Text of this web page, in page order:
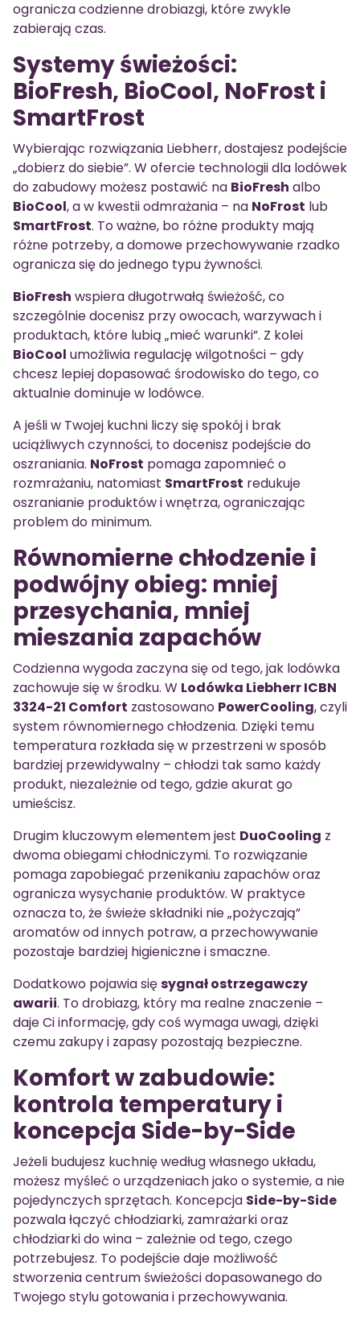
ogranicza codzienne drobiazgi, które zwykle
zabierają czas.
Systemy świeżości:
BioFresh, BioCool, NoFrost i
SmartFrost
Wybierając rozwiązania Liebherr, dostajesz podejście
„dobierz do siebie”. W ofercie technologii dla lodówek
do zabudowy możesz postawić na BioFresh albo
BioCool, a w kwestii odmrażania – na NoFrost lub
SmartFrost. To ważne, bo różne produkty mają
różne potrzeby, a domowe przechowywanie rzadko
ogranicza się do jednego typu żywności.
BioFresh wspiera długotrwałą świeżość, co
szczególnie docenisz przy owocach, warzywach i
produktach, które lubią „mieć warunki”. Z kolei
BioCool umożliwia regulację wilgotności – gdy
chcesz lepiej dopasować środowisko do tego, co
aktualnie dominuje w lodówce.
A jeśli w Twojej kuchni liczy się spokój i brak
uciążliwych czynności, to docenisz podejście do
oszraniania. NoFrost pomaga zapomnieć o
rozmrażaniu, natomiast SmartFrost redukuje
oszranianie produktów i wnętrza, ograniczając
problem do minimum.
Równomierne chłodzenie i
podwójny obieg: mniej
przesychania, mniej
mieszania zapachów
Codzienna wygoda zaczyna się od tego, jak lodówka
zachowuje się w środku. W Lodówka Liebherr ICBN
3324-21 Comfort zastosowano PowerCooling, czyli
system równomiernego chłodzenia. Dzięki temu
temperatura rozkłada się w przestrzeni w sposób
bardziej przewidywalny – chłodzi tak samo każdy
produkt, niezależnie od tego, gdzie akurat go
umieścisz.
Drugim kluczowym elementem jest DuoCooling z
dwoma obiegami chłodniczymi. To rozwiązanie
pomaga zapobiegać przenikaniu zapachów oraz
ogranicza wysychanie produktów. W praktyce
oznacza to, że świeże składniki nie „pożyczają”
aromatów od innych potraw, a przechowywanie
pozostaje bardziej higieniczne i smaczne.
Dodatkowo pojawia sięsygnał ostrzegawczy
awarii. To drobiazg, który ma realne znaczenie –
daje Ci informację, gdy coś wymaga uwagi, dzięki
czemu zakupy i zapasy pozostają bezpieczne.
Komfort w zabudowie:
kontrola temperatury i
koncepcja Side-by-Side
Jeżeli budujesz kuchnię według własnego układu,
możesz myśleć o urządzeniach jako o systemie, a nie
pojedynczych sprzętach. Koncepcja Side-by-Side
pozwala łączyć chłodziarki, zamrażarki oraz
chłodziarki do wina – zależnie od tego, czego
potrzebujesz. To podejście daje możliwość
stworzenia centrum świeżości dopasowanego do
Twojego stylu gotowania i przechowywania.